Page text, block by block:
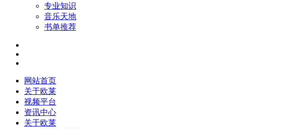
专业知识
音乐天地
书单推荐
网站首页
关于欧莱
视频平台
资讯中心
关于欧莱